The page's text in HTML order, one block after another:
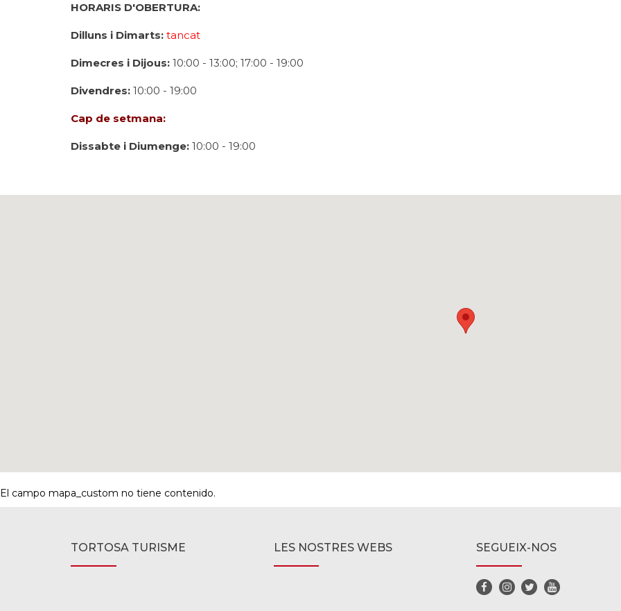
HORARIS D'OBERTURA:
Dilluns i Dimarts: tancat
Dimecres i Dijous: 10:00 - 13:00; 17:00 - 19:00
Divendres: 10:00 - 19:00
Cap de setmana:
Dissabte i Diumenge: 10:00 - 19:00
El campo mapa_custom no tiene contenido.
TORTOSA TURISME LES NOSTRES WEBS SEGUEIX-NOS